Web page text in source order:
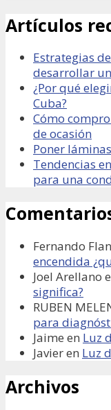
Artículos
Estrategias
desarrollar
¿Por qué
Cuba?
Cómo
de ocasión
Poner
Tendencias
para una
Fernando
encendida
Joel Arellano
significa?
RUBEN
para
Jaime en Luz
Javieren Luz
Archivos